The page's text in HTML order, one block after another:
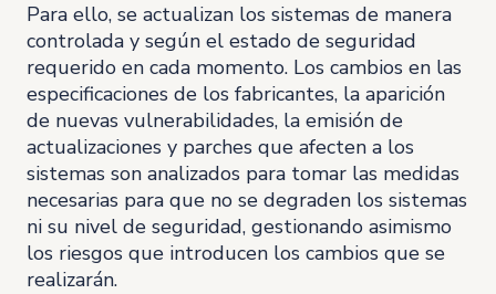
Para ello, se actualizan los sistemas de manera
controlada y según el estado de seguridad
requerido en cada momento. Los cambios en las
especificaciones de los fabricantes, la aparición
de nuevas vulnerabilidades, la emisión de
actualizaciones y parches que afecten a los
sistemas son analizados para tomar las medidas
necesarias para que no se degraden los sistemas
ni su nivel de seguridad, gestionando asimismo
los riesgos que introducen los cambios que se
realizarán.